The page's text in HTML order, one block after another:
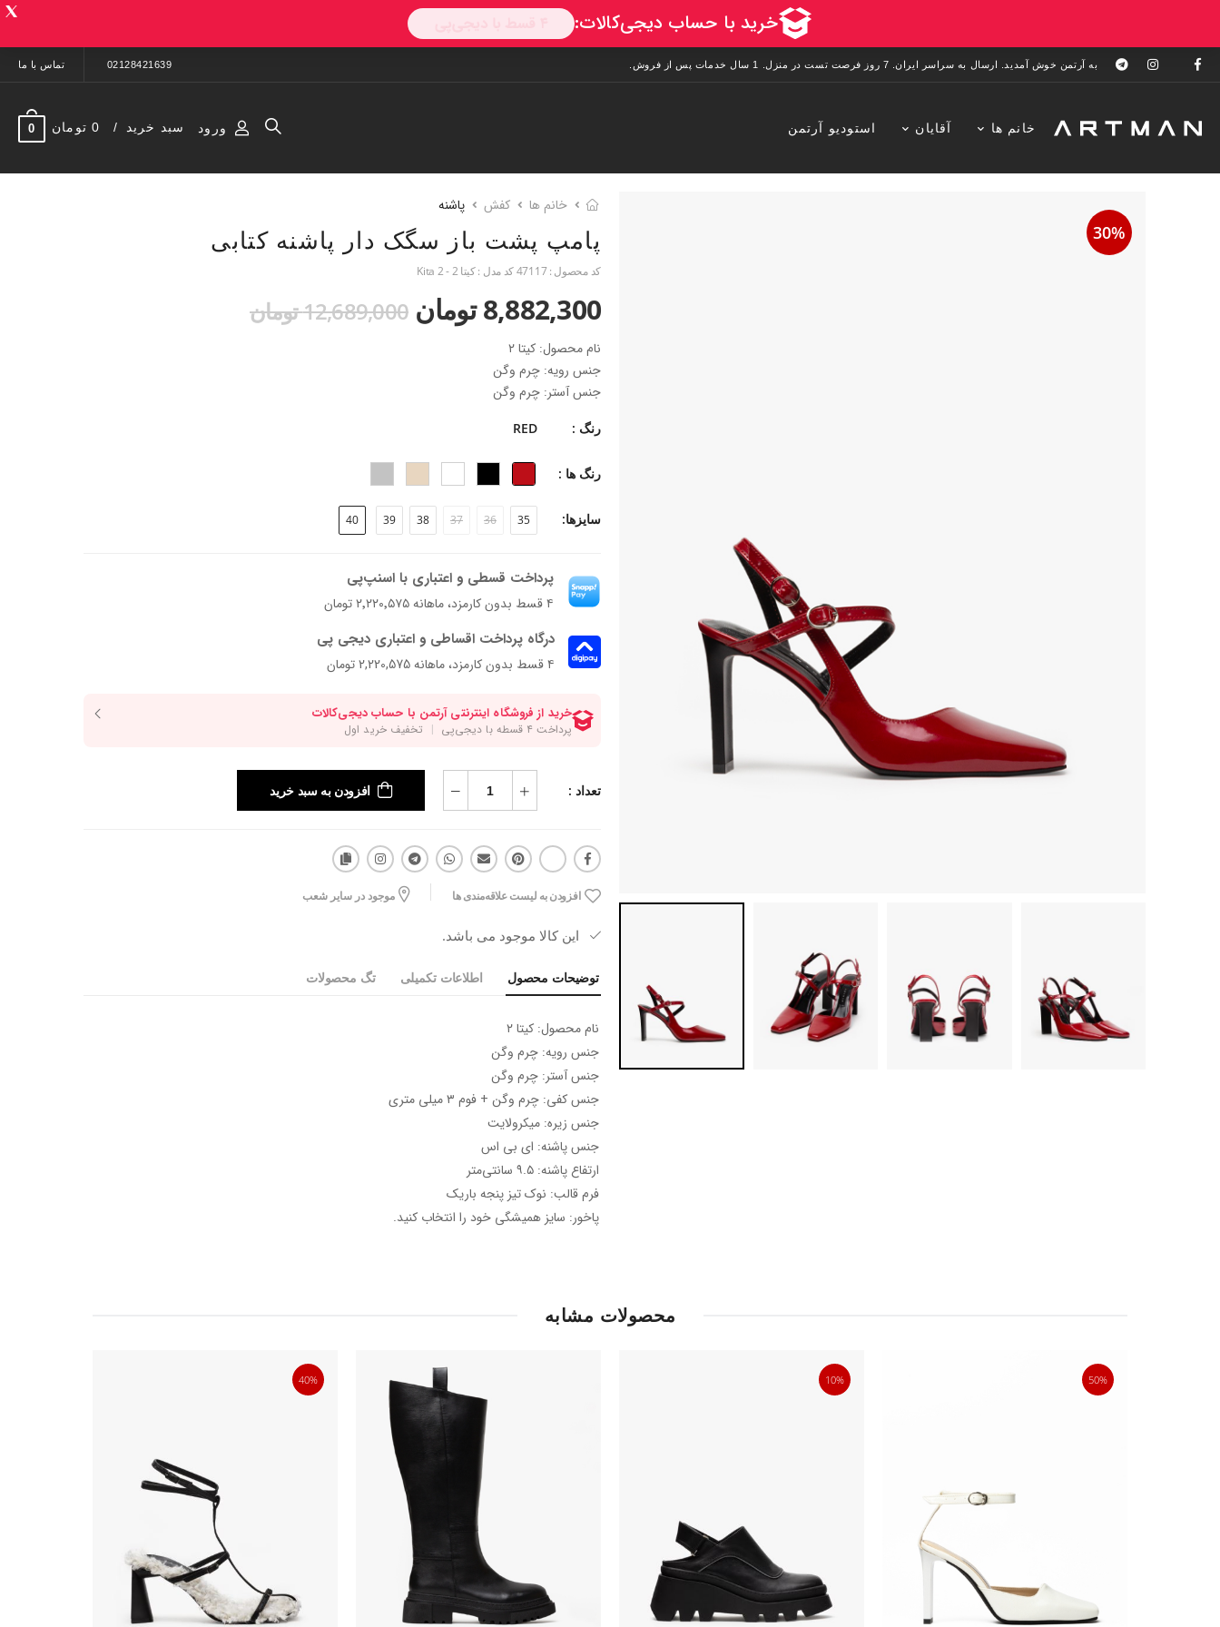
به آرتمن خوش آمدید. ارسال به سراسر ایران. 7 روز فرصت تست در منزل. 1 سال خدمات پس از فروش. 02128421639 تماس با ما
خانم ها آقایان استودیو آرتمن ورود سبد خرید 0 تومان 0
30%
خانم ها کفش پاشنه
پامپ پشت باز سگک دار پاشنه کتابی
کد محصول :47117کد مدل :کیتا 2 - Kita 2
8,882,300 تومان 12,689,000 تومان
نام محصول: کیتا ۲
جنس رویه: چرم وگن
جنس آستر: چرم وگن
جنس زیره: میکرولایت
جنس پاشنه: ای بی اس
ارتفاع پاشنه: ۹.۵ سانتی‌متر
فرم قالب: نوک تیز پنجه باریک
پاخور: سایز همیشگی خود را انتخاب کنید.
رنگ : RED
رنگ ها :
سایزها: 35
36
37
38
39
40
پرداخت قسطی و اعتباری با اسنپ‌پی
۴ قسط بدون کارمزد، ماهانه ۲٬۲۲۰٬۵۷۵ تومان
درگاه پرداخت اقساطی و اعتباری دیجی پی
۴ قسط بدون کارمزد، ماهانه 2,220,575 تومان
تعداد : افزودن به سبد خرید
افزودن به لیست علاقه‌مندی ها موجود در سایر شعب
این کالا موجود می باشد.
توضیحات محصول اطلاعات تکمیلی تگ محصولات
نام محصول: کیتا ۲
جنس رویه: چرم وگن
جنس آستر: چرم وگن
جنس کفی: چرم وگن + فوم ۳ میلی متری
جنس زیره: میکرولایت
جنس پاشنه: ای بی اس
ارتفاع پاشنه: ۹.۵ سانتی‌متر
فرم قالب: نوک تیز پنجه باریک
پاخور: سایز همیشگی خود را انتخاب کنید.
محصولات مشابه
50%
10%
40%